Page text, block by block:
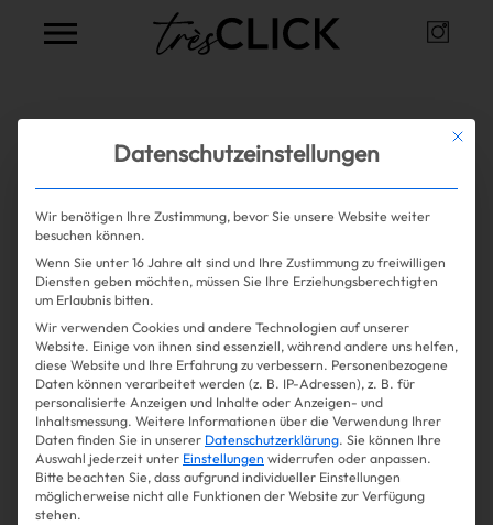
Shopping
Gossip
Experience
Win Win
Alle Artikel zum Thema
Pregnancy
Mehr lesen
Mit
Datenschutzeinstellungen
Wir benötigen Ihre Zustimmung, bevor Sie unsere Website weiter
besuchen können.
Wenn Sie unter 16 Jahre alt sind und Ihre Zustimmung zu freiwilligen
Diensten geben möchten, müssen Sie Ihre Erziehungsberechtigten
um Erlaubnis bitten.
Wir verwenden Cookies und andere Technologien auf unserer
Website. Einige von ihnen sind essenziell, während andere uns helfen,
diese Website und Ihre Erfahrung zu verbessern. Personenbezogene
Daten können verarbeitet werden (z. B. IP-Adressen), z. B. für
personalisierte Anzeigen und Inhalte oder Anzeigen- und
Inhaltsmessung. Weitere Informationen über die Verwendung Ihrer
Daten finden Sie in unserer Datenschutzerklärung. Sie können Ihre
Auswahl jederzeit unter Einstellungen widerrufen oder anpassen.
Bitte beachten Sie, dass aufgrund individueller Einstellungen
möglicherweise nicht alle Funktionen der Website zur Verfügung
stehen.